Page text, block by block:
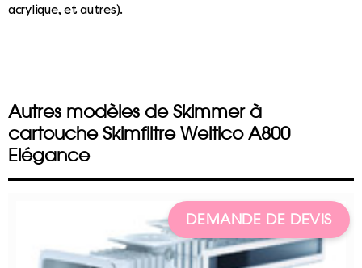
acrylique, et autres).
Autres modèles de Skimmer à
cartouche Skimfiltre Weltico A800
Elégance
DEMANDE DE DEVIS